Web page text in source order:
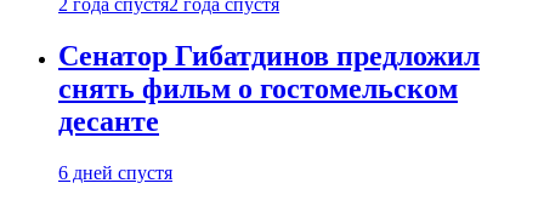
2 года спустя2 года спустя
Сенатор Гибатдинов предложил
снять фильм о гостомельском
десанте
6 дней спустя